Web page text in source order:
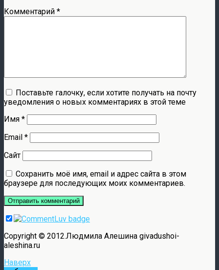
Комментарий *
Поставьте галочку, если хотите получать на почту
уведомления о новых комментариях в этой теме
Имя *
Email *
Сайт
Сохранить моё имя, email и адрес сайта в этом
браузере для последующих моих комментариев.
Copyright © 2012.Людмила Алешина givadushoi-
aleshina.ru
Наверх